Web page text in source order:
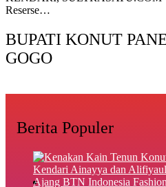
Reserse…
BUPATI KONUT
GOGO
Berita Populer